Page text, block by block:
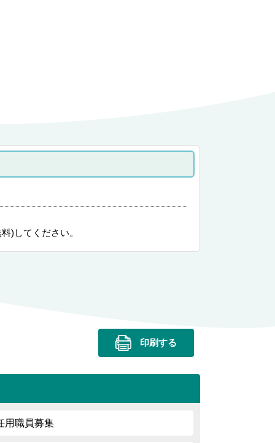
)してください。
印刷する
用職員募集